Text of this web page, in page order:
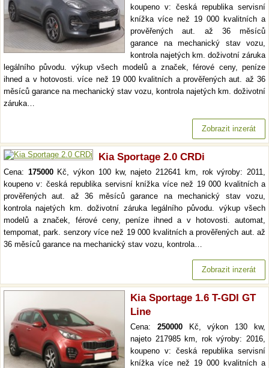
koupeno v: česká republika servisní
knížka více než 19 000 kvalitních a
prověřených aut. až 36 měsíců
garance na mechanický stav vozu,
kontrola najetých km. doživotní záruka
legálního původu. výkup všech modelů a značek, férové ceny, peníze
ihned a v hotovosti. více než 19 000 kvalitních a prověřených aut. až 36
měsíců garance na mechanický stav vozu, kontrola najetých km. doživotní
záruka…
Zobrazit inzerát
Kia Sportage 2.0 CRDi
Cena: 175000Kč, výkon 100 kw, najeto 212641 km, rok výroby: 2011,
koupeno v: česká republika servisní knížka více než 19 000 kvalitních a
prověřených aut. až 36 měsíců garance na mechanický stav vozu,
kontrola najetých km. doživotní záruka legálního původu. výkup všech
modelů a značek, férové ceny, peníze ihned a v hotovosti. automat,
tempomat, park. senzory více než 19 000 kvalitních a prověřených aut. až
36 měsíců garance na mechanický stav vozu, kontrola…
Zobrazit inzerát
Kia Sportage 1.6 T-GDI GT
Line
Cena: 250000Kč, výkon 130 kw,
najeto 217985 km, rok výroby: 2016,
koupeno v: česká republika servisní
knížka více než 19 000 kvalitních a